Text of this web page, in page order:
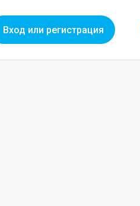
Вход или регистрация